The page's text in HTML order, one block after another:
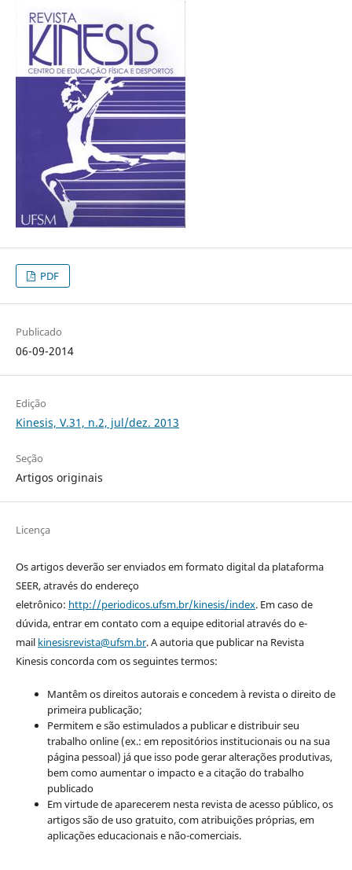
PDF
Publicado
06-09-2014
Edição
Kinesis, V.31, n.2, jul/dez. 2013
Seção
Artigos originais
Licença
Os artigos deverão ser enviados em formato digital da plataforma
SEER, através do endereço
eletrônico: http://periodicos.ufsm.br/kinesis/index. Em caso de
dúvida, entrar em contato com a equipe editorial através do e-
mail kinesisrevista@ufsm.br. A autoria que publicar na Revista
Kinesis concorda com os seguintes termos:
Mantêm os direitos autorais e concedem à revista o direito de
primeira publicação;
Permitem e são estimulados a publicar e distribuir seu
trabalho online (ex.: em repositórios institucionais ou na sua
página pessoal) já que isso pode gerar alterações produtivas,
bem como aumentar o impacto e a citação do trabalho
publicado
Em virtude de aparecerem nesta revista de acesso público, os
artigos são de uso gratuito, com atribuições próprias, em
aplicações educacionais e não-comerciais.